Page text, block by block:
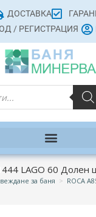
ДОСТАВКА
/ РЕГИСТРАЦИЯ
LAGO 60 Долен
за баня > ROCA